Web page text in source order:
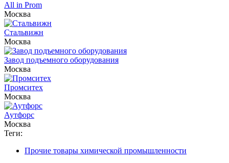
All in Prom
Москва
Стальвижн
Москва
Завод подъемного оборудования
Москва
Промситех
Москва
Аутфорс
Москва
Теги:
Прочие товары химической промышленности